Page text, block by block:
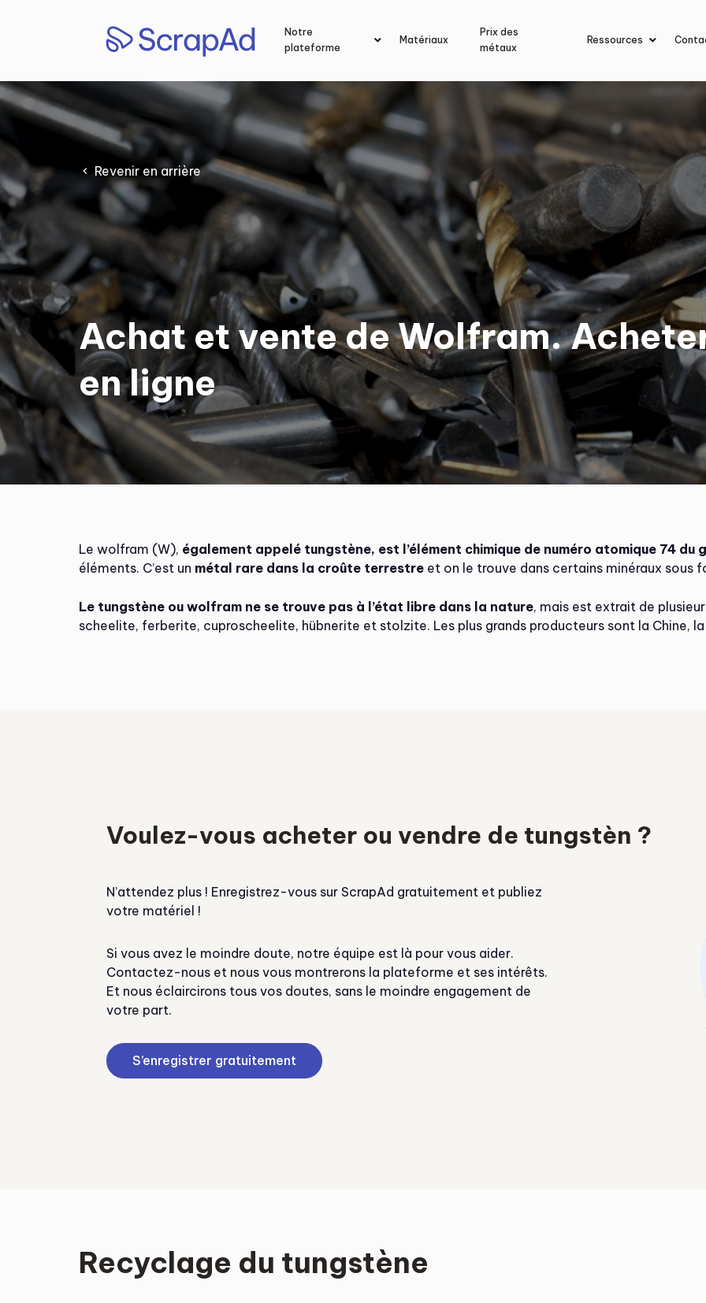
Notre
plateforme
Matériaux
Prix des
métaux
Ressources
Revenir en arrière
Achat et vente de Wolfram.
en ligne
Le wolfram (W), également appelé tungstène, est l’élément chimique de numéro atomique 74 du
éléments. C’est un métal rare dans la croûte terrestre et on le trouve dans certains minéraux sous
Le tungstène ou wolfram ne se trouve pas à l’état libre dans la nature, mais est extrait de
scheelite, ferberite, cuproscheelite, hübnerite et stolzite. Les plus grands producteurs sont la Chine, la
Voulez-vous acheter ou vendre de tungstèn ?
N’attendez plus ! Enregistrez-vous sur ScrapAd gratuitement et publiez
votre matériel !
Si vous avez le moindre doute, notre équipe est là pour vous aider.
Contactez-nous et nous vous montrerons la plateforme et ses intérêts.
Et nous éclaircirons tous vos doutes, sans le moindre engagement de
votre part.
S’enregistrer gratuitement
Recyclage du tungstène